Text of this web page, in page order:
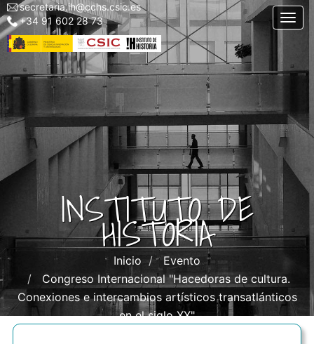
Pasar
al
contenido
Menu
top
left
secretaria.ih@cchs.csic.es
+34 91 602 28 73
INSTITUTO DE
HISTORIA
Inicio
Evento
Congreso Internacional "Hacedoras de cultura.
Conexiones e intercambios artísticos transatlánticos
en el siglo XX"